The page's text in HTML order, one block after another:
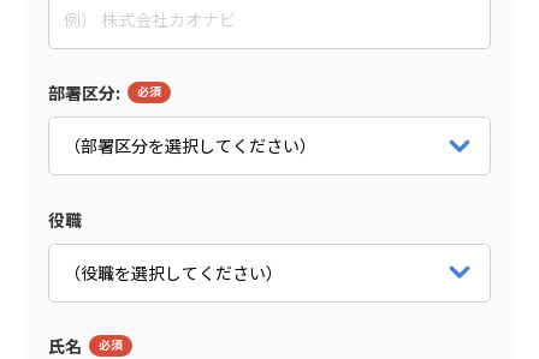
東野 敦
People Trees合同会社
パートナー詳細をみる
部署区分:
役職
氏名